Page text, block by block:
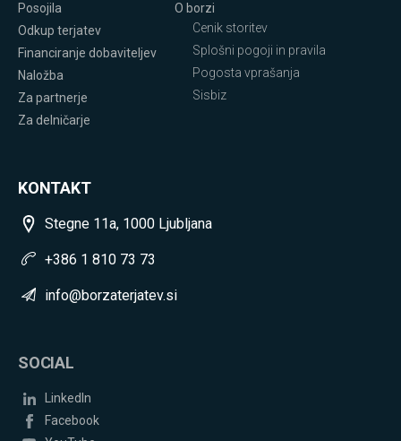
Posojila
Odkup terjatev
Financiranje dobaviteljev
Naložba
Za partnerje
Za delničarje
O borzi
Cenik storitev
Splošni pogoji in pravila
Pogosta vprašanja
Sisbiz
KONTAKT
Stegne 11a, 1000 Ljubljana
+386 1 810 73 73
info@borzaterjatev.si
SOCIAL
LinkedIn
Facebook